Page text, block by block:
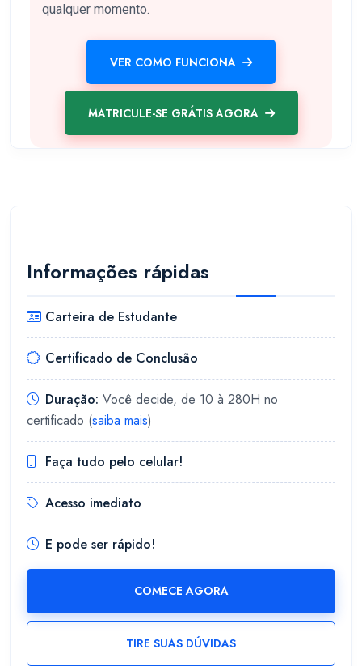
qualquer momento.
VER COMO FUNCIONA
MATRICULE-SE GRÁTIS AGORA
Informações rápidas
Carteira de Estudante
Certificado de Conclusão
Duração: Você decide, de 10 à 280H no
certificado (saiba mais)
Faça tudo pelo celular!
Acesso imediato
E pode ser rápido!
COMECE AGORA
TIRE SUAS DÚVIDAS